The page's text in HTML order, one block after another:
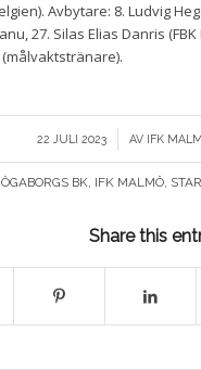
Avbytare: 8. Ludvig
27. Silas Elias Danris
22 JULI 2023
/ AV IFK
BK, IFK MALMÖ,
Share this